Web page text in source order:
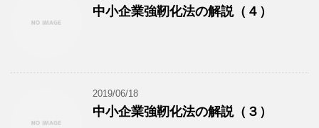
中小企業強靭化法の解説（４）
2019/06/18
中小企業強靭化法の解説（３）